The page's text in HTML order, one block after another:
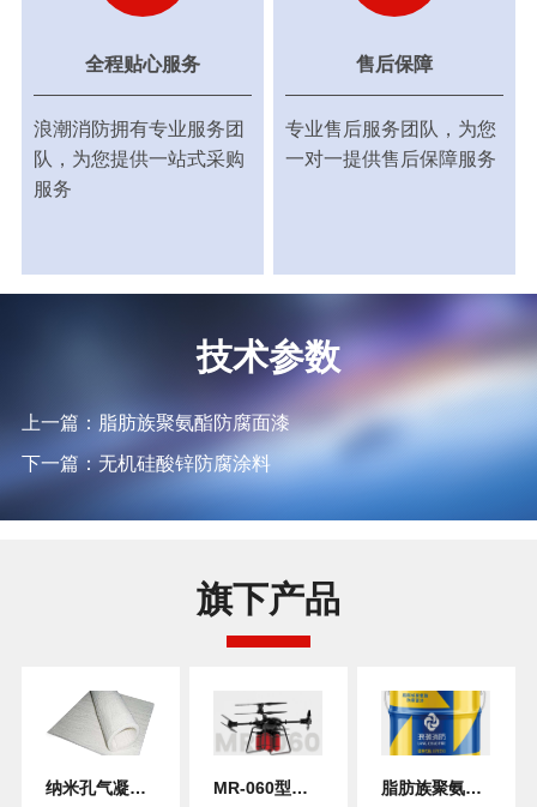
全程贴心服务
浪潮消防拥有专业服务团
队，为您提供一站式采购
服务
售后保障
专业售后服务团队，为您
一对一提供售后保障服务
技术参数
上一篇：脂肪族聚氨酯防腐面漆
下一篇：无机硅酸锌防腐涂料
旗下产品
纳米孔气凝胶绝热毡
MR-060型四轴八旋翼无人机平台
脂肪族聚氨酯防腐面漆